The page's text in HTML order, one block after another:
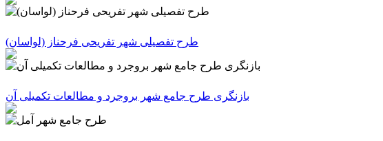
(طرح تفصیلی شهر تفریحی فرحناز (لواسان
بازنگری طرح جامع شهر بروجرد و مطالعات تکمیلی آن